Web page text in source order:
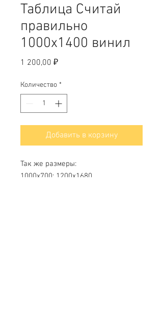
Таблица Считай
правильно
1000х1400 винил
1 200,00 ₽Цена
Количество *
Добавить в корзину
Так же размеры:
1000х700; 1200х1680